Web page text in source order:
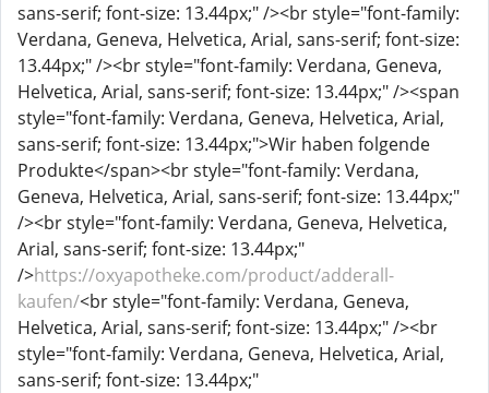
sans-serif; font-size: 13.44px;" /><br style="font-family:
Verdana, Geneva, Helvetica, Arial, sans-serif; font-size:
13.44px;" /><br style="font-family: Verdana, Geneva,
Helvetica, Arial, sans-serif; font-size: 13.44px;" /><span
style="font-family: Verdana, Geneva, Helvetica, Arial,
sans-serif; font-size: 13.44px;">Wir haben folgende
Produkte</span><br style="font-family: Verdana,
Geneva, Helvetica, Arial, sans-serif; font-size: 13.44px;"
/><br style="font-family: Verdana, Geneva, Helvetica,
Arial, sans-serif; font-size: 13.44px;"
/>https://oxyapotheke.com/product/adderall-
kaufen/<br style="font-family: Verdana, Geneva,
Helvetica, Arial, sans-serif; font-size: 13.44px;" /><br
style="font-family: Verdana, Geneva, Helvetica, Arial,
sans-serif; font-size: 13.44px;"